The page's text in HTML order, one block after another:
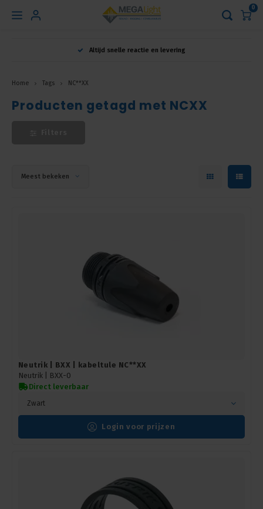
Hoofdmenu
Nederlands
Français
0
Altijd snelle reactie en levering
Home Tags NC**XX
Producten getagd met NCXX
Meest bekeken
Neutrik | BXX | kabeltule NC**XX
Neutrik |
BXX-0
Direct leverbaar
Zwart
Login voor prijzen